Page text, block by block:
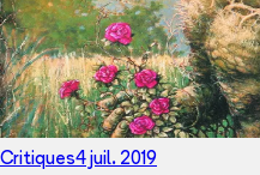
Critiques4 juil. 2019